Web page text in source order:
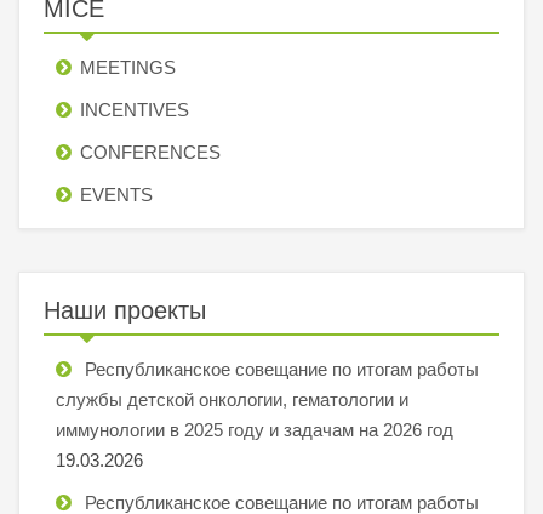
MICE
MEETINGS
INCENTIVES
СONFERENCES
EVENTS
Наши проекты
Республиканское совещание по итогам работы
службы детской онкологии, гематологии и
иммунологии в 2025 году и задачам на 2026 год
19.03.2026
Республиканское совещание по итогам работы